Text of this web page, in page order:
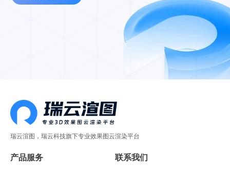
瑞云渲图，瑞云科技旗下专业效果图云渲染平台
产品服务 联系我们